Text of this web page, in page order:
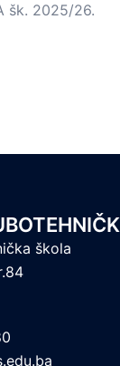
šk. 2025/26.
škola